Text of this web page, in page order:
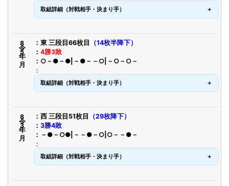
取組詳細（対戦相手・決まり手）
令8年5月 東 三段目66枚目
（14枚半降下）
4勝3敗
○－●－●|－●－－○|－○－○－
取組詳細（対戦相手・決まり手）
令8年3月 西 三段目51枚目
（29枚降下）
3勝4敗
－●－○●|－－●－○|○－－●－
取組詳細（対戦相手・決まり手）